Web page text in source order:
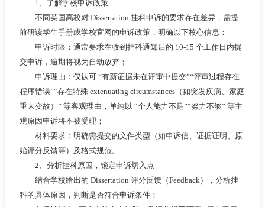
1、了解学校申诉政策
不同英国高校对 Dissertation 挂科申诉的要求存在差异，需提
前研读学生手册或学校官网的申诉政策，明确以下核心信息：
申诉时限：通常要求在收到挂科通知后的 10-15 个工作日内提
交申诉，逾期将视为自动放弃；
申诉理由：仅认可 “有新证据未在评审中提交”“评审过程存在
程序错误”“存在特殊 extenuating circumstances（如突发疾病、家庭
重大变故）” 等客观理由，单纯以 “个人能力不足”“努力不够” 等主
观原因申诉将不被受理；
材料要求：明确需提交的文件类型（如申诉信、证据证明、原
始评分反馈等）及格式规范。
2、分析挂科原因，锁定申诉切入点
结合学校给出的 Dissertation 评分反馈（Feedback），分析挂
科的具体原因，判断是否符合申诉条件：